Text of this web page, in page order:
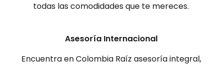
todas las comodidades que te mereces.
Asesoría Internacional
Encuentra en Colombia Raíz asesoría integral,